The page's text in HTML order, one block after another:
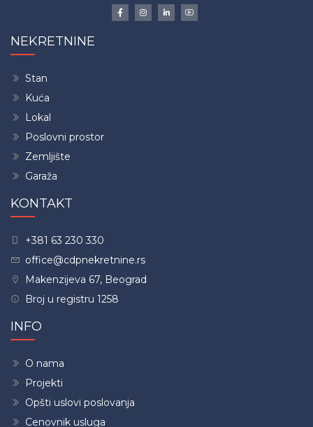
NEKRETNINE
Stan
Kuća
Lokal
Poslovni prostor
Zemljište
Garaža
KONTAKT
+381 63 230 330
office@cdpnekretnine.rs
Makenzijeva 67, Beograd
Broj u registru 1258
INFO
O nama
Projekti
Opšti uslovi poslovanja
Cenovnik usluga